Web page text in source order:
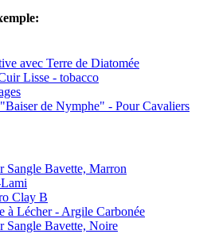
avec Terre de Diatomée
Lisse - tobacco
de Nymphe" - Pour Cavaliers
Sangle Bavette, Marron
Clay B
à Lécher - Argile Carbonée
Sangle Bavette, Noire